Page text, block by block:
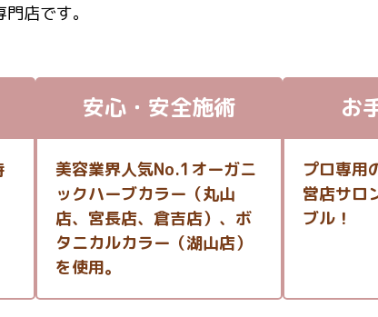
店です。
安心・安全施術
美容業界人気No.1オーガニ
ックハーブカラー（丸山
店、宮長店、倉吉店）、ボ
タニカルカラー（湖山店）
を使用。
お
プロ専用
営店サロ
ブル！